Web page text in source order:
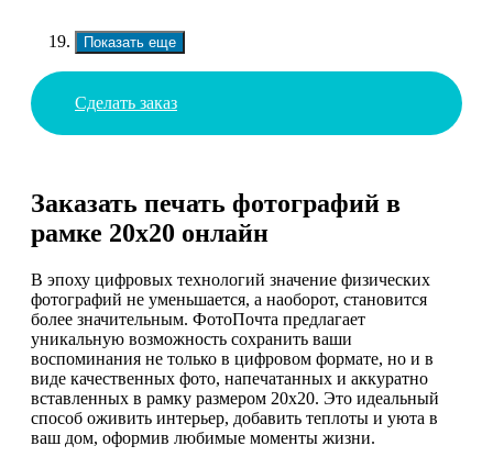
Показать еще
Сделать заказ
Заказать печать фотографий в
рамке 20х20 онлайн
В эпоху цифровых технологий значение физических
фотографий не уменьшается, а наоборот, становится
более значительным. ФотоПочта предлагает
уникальную возможность сохранить ваши
воспоминания не только в цифровом формате, но и в
виде качественных фото, напечатанных и аккуратно
вставленных в рамку размером 20х20. Это идеальный
способ оживить интерьер, добавить теплоты и уюта в
ваш дом, оформив любимые моменты жизни.